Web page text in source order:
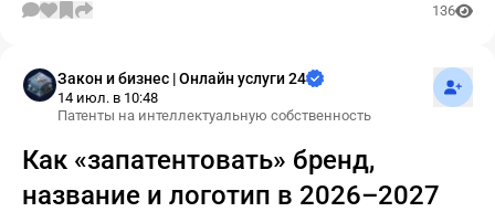
136
Закон и бизнес | Онлайн услуги 24
14 июл. в 10:48
Патенты на интеллектуальную собственность
Как «запатентовать» бренд,
название и логотип в 2026–2027